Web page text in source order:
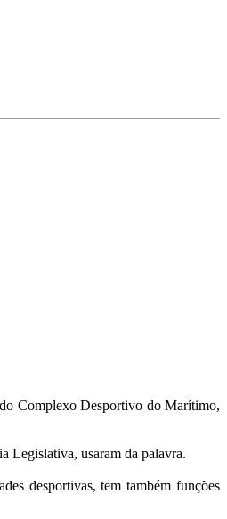
Complexo Desportivo do Marítimo,
Legislativa, usaram da palavra.
desportivas, tem também funções